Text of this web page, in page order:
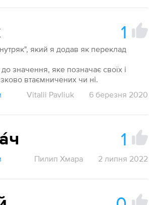
1
який я додав як переклад
значення, яке позначає своїх і
втаємничених чи ні.
Vitalii Pavliuk 6 березня 2020
1
Пилип Хмара 2 липня 2022